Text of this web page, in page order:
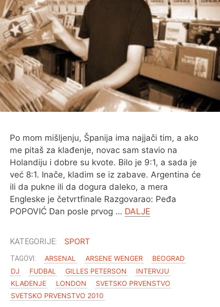
O MENI
Po mom mišljenju, Španija ima najjači tim, a ako
me pitaš za klađenje, novac sam stavio na
Holandiju i dobre su kvote. Bilo je 9:1, a sada je
već 8:1. Inače, kladim se iz zabave. Argentina će
ili da pukne ili da dogura daleko, a mera
Engleske je četvrtfinale Razgovarao: Peđa
POPOVIĆ Dan posle prvog … DALJE
SPORT
ARSENAL ARSENE WENGER
BEOGRAD
DJ
FUDBAL GILLES PETERSON
INTERVJU
KLAĐENJE
LONDON
SVETSKO PRVENSTVO
SVETSKO PRVENSTVO 2010